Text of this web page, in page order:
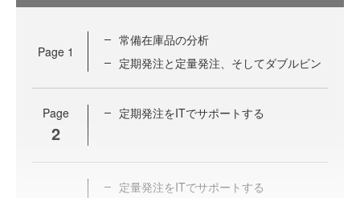
Page 1
常備在庫品の分析
定期発注と定量発注、そしてダブルビン
Page
2
定期発注をITでサポートする
定量発注をITでサポートする